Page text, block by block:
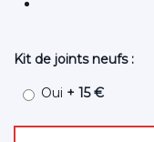
Kit de joints neufs :
Oui + 15 €